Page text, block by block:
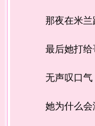
那夜在米兰路
最后她打给哥
无声叹口气，
她为什么会没